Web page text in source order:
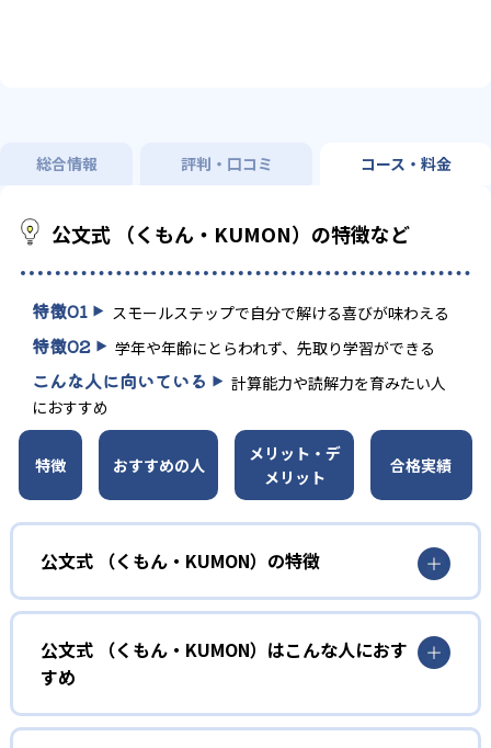
総合情報 評判・口コミ コース・料金
公文式 （くもん・KUMON）の特徴など
特徴01 スモールステップで自分で解ける喜びが味わえる
特徴02 学年や年齢にとらわれず、先取り学習ができる
こんな人に向いている
計算能力や読解力を育みたい人
におすすめ
特徴 おすすめの人
メリット・デ
メリット
合格実績
公文式 （くもん・KUMON）の特徴
01
無学年式の学力別学習
KUMONでは、年齢や学年にとらわれずに、一人ひとりの学
力に応じたレベルから学習を始めている。
確実に100点が取れるレベルから少しずつ難易度を上げてい
公文式 （くもん・KUMON）はこんな人におす
すめ
幼児